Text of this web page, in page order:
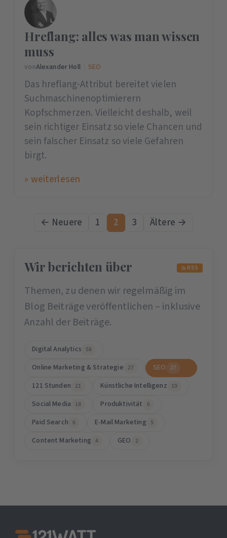
Hreflang: alles was man wissen
muss
vonAlexander Holl SEO
Das hreflang-Attribut bereitet vielen
Suchmaschinenoptimierern
Kopfschmerzen. Vielleicht deshalb, weil
sein richtiger Einsatz so viele Chancen und
sein falscher Einsatz so viele Gefahren
birgt.
» weiterlesen
← Neuere 1 2 3 Ältere →
Wir berichten über RSS
Themen, zu denen wir regelmäßig im
Blog Beiträge veröffentlichen – inklusive
Anzahl der Beiträge.
Digital Analytics 58
Online Marketing & Strategie 27 SEO 27
121 Stunden 21 Künstliche Intelligenz 19
Social Media 18 Produktivität 6
Paid Search 6 E-Mail Marketing 5
Content Marketing 4 GEO 2